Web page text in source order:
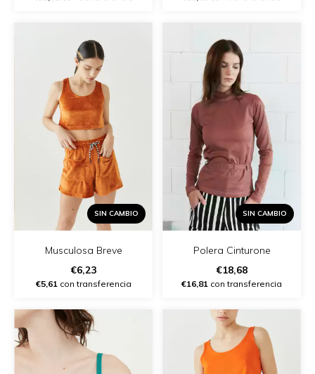
SIN CAMBIO
Musculosa Breve
€6,23
€5,61 con transferencia
SIN CAMBIO
Polera Cinturone
€18,68
€16,81 con transferencia